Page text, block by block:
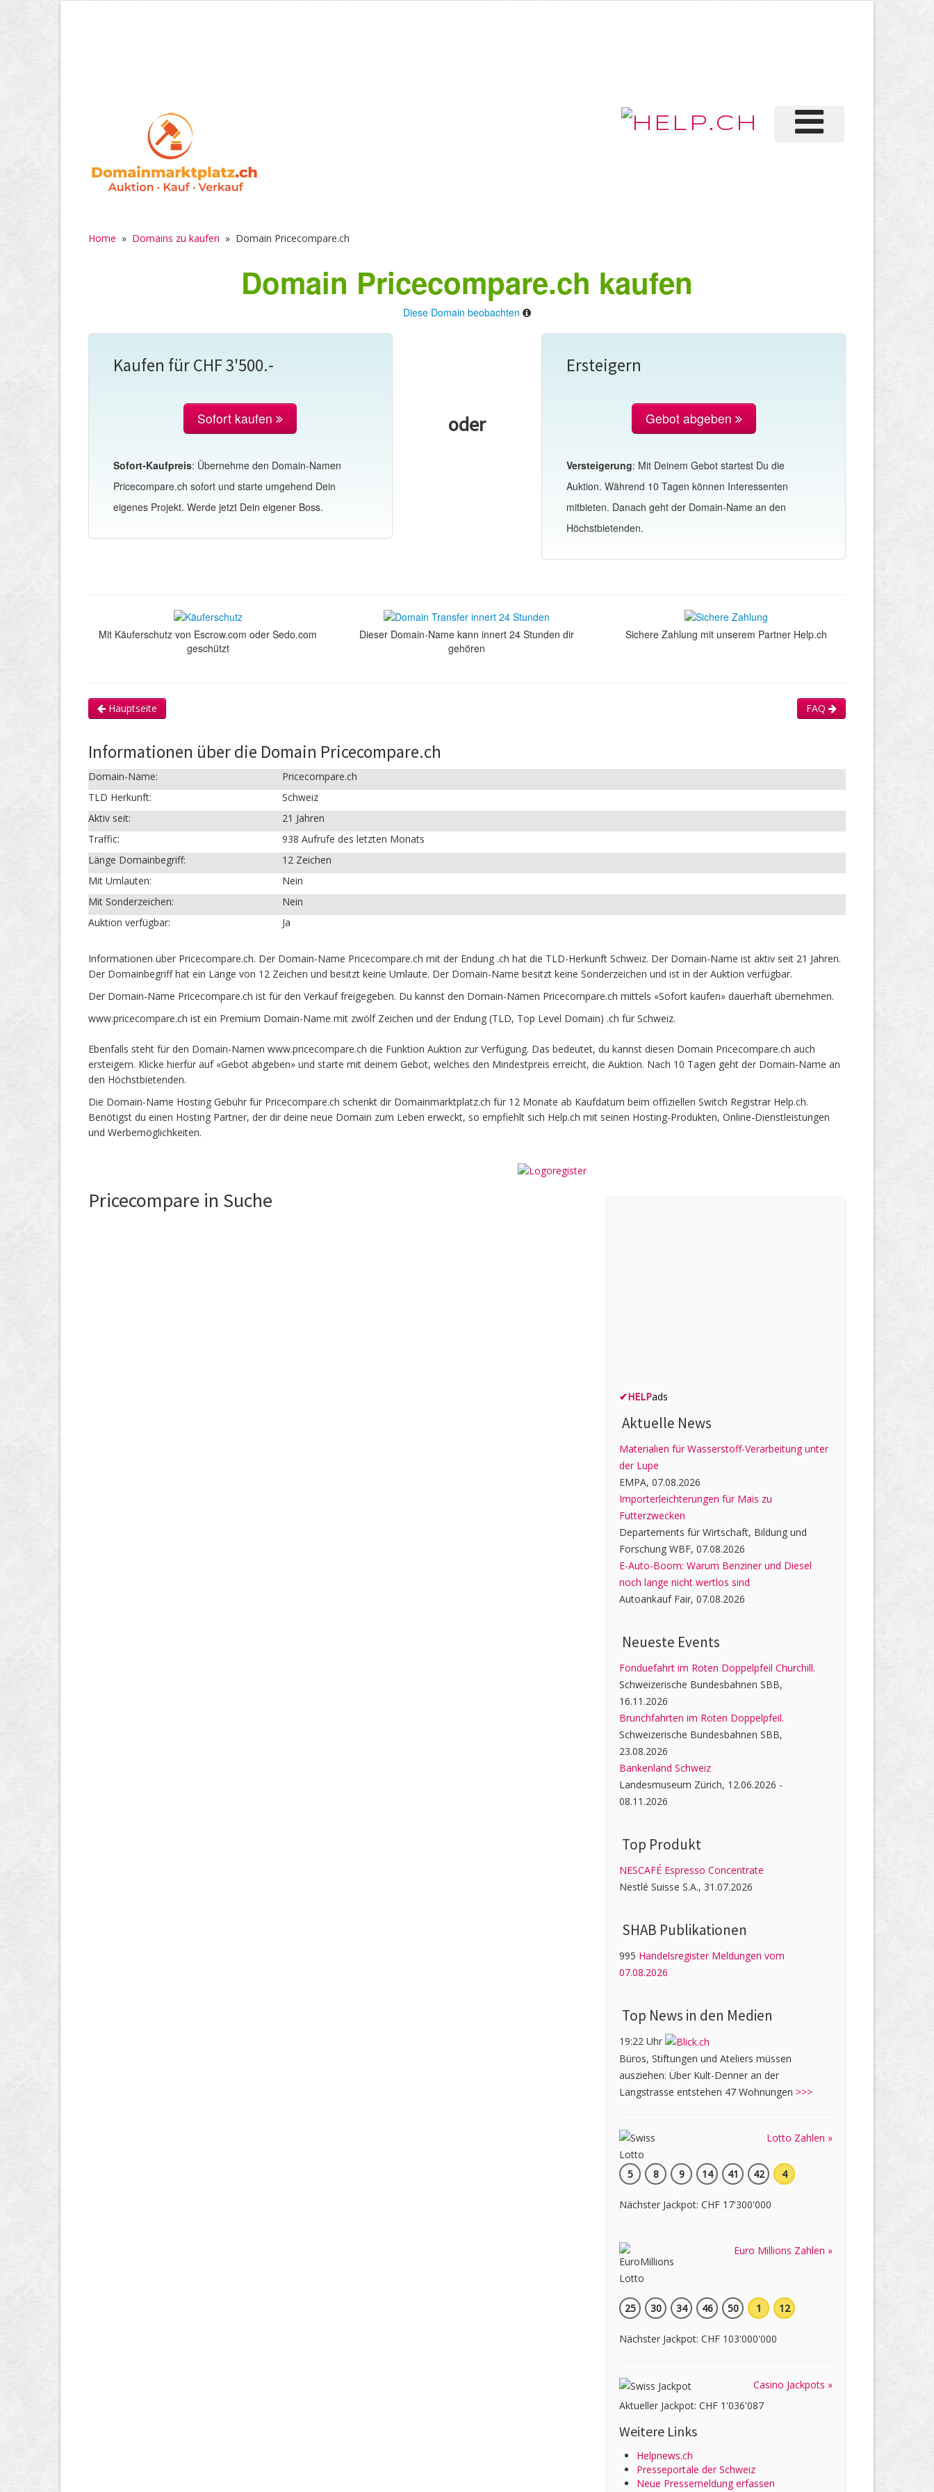
Home » Domains zu kaufen » Domain Pricecompare.ch
Domain Pricecompare.ch kaufen
Diese Domain beobachten
Kaufen für CHF 3'500.-
Sofort kaufen
Sofort-Kaufpreis: Übernehme den Domain-Namen
Pricecompare.ch sofort und starte umgehend Dein
eigenes Projekt. Werde jetzt Dein eigener Boss.
oder
Ersteigern
Gebot abgeben
Versteigerung: Mit Deinem Gebot startest Du die
Auktion. Während 10 Tagen können Interessenten
mitbieten. Danach geht der Domain-Name an den
Höchstbietenden.
Mit Käuferschutz von Escrow.com oder Sedo.com
geschützt
Dieser Domain-Name kann innert 24 Stunden dir
gehören
Sichere Zahlung mit unserem Partner Help.ch
Hauptseite FAQ
Informationen über die Domain Pricecompare.ch
Domain-Name:
Pricecompare.ch
TLD Herkunft:
Schweiz
Aktiv seit:
21 Jahren
Traffic:
938 Aufrufe des letzten Monats
Länge Domainbegriff:
12 Zeichen
Mit Umlauten:
Nein
Mit Sonderzeichen:
Nein
Auktion verfügbar:
Ja
Informationen über Pricecompare.ch. Der Domain-Name Pricecompare.ch mit der Endung .ch hat die TLD-Herkunft Schweiz. Der Domain-Name ist aktiv seit 21 Jahren.
Der Domainbegriff hat ein Länge von 12 Zeichen und besitzt keine Umlaute. Der Domain-Name besitzt keine Sonderzeichen und ist in der Auktion verfügbar.
Der Domain-Name Pricecompare.ch ist für den Verkauf freigegeben. Du kannst den Domain-Namen Pricecompare.ch mittels «Sofort kaufen» dauerhaft übernehmen.
www.pricecompare.ch ist ein Premium Domain-Name mit zwölf Zeichen und der Endung (TLD, Top Level Domain) .ch für Schweiz.
Ebenfalls steht für den Domain-Namen www.pricecompare.ch die Funktion Auktion zur Verfügung. Das bedeutet, du kannst diesen Domain Pricecompare.ch auch
ersteigern. Klicke hierfür auf «Gebot abgeben» und starte mit deinem Gebot, welches den Mindestpreis erreicht, die Auktion. Nach 10 Tagen geht der Domain-Name an
den Höchstbietenden.
Die Domain-Name Hosting Gebühr für Pricecompare.ch schenkt dir Domainmarktplatz.ch für 12 Monate ab Kaufdatum beim offiziellen Switch Registrar Help.ch.
Benötigst du einen Hosting Partner, der dir deine neue Domain zum Leben erweckt, so empfiehlt sich Help.ch mit seinen Hosting-Produkten, Online-Dienstleistungen
und Werbemöglichkeiten.
Pricecompare in Suche
✔HELPads
Aktuelle News
Materialien für Wasserstoff-Verarbeitung unter
der Lupe
EMPA, 07.08.2026
Importerleichterungen für Mais zu
Futterzwecken
Departements für Wirtschaft, Bildung und
Forschung WBF, 07.08.2026
E-Auto-Boom: Warum Benziner und Diesel
noch lange nicht wertlos sind
Autoankauf Fair, 07.08.2026
Neueste Events
Fonduefahrt im Roten Doppelpfeil Churchill.
Schweizerische Bundesbahnen SBB,
16.11.2026
Brunchfahrten im Roten Doppelpfeil.
Schweizerische Bundesbahnen SBB,
23.08.2026
Bankenland Schweiz
Landesmuseum Zürich, 12.06.2026 -
08.11.2026
Top Produkt
NESCAFÉ Espresso Concentrate
Nestlé Suisse S.A., 31.07.2026
SHAB Publi­kati­onen
995 Handelsregister Meldungen vom
07.08.2026
Top News in den Medien
19:22 Uhr
Büros, Stiftungen und Ateliers müssen
ausziehen: Über Kult-Denner an der
Langstrasse entstehen 47 Wohnungen >>>
Lotto Zahlen »
5 8 9 14 41 42 4
Nächster Jackpot: CHF 17'300'000
Euro Millions Zahlen »
25 30 34 46 50 1 12
Nächster Jackpot: CHF 103'000'000
Casino Jackpots »
Aktueller Jackpot: CHF 1'036'087
Weitere Links
Helpnews.ch
Presseportale der Schweiz
Neue Pressemeldung erfassen